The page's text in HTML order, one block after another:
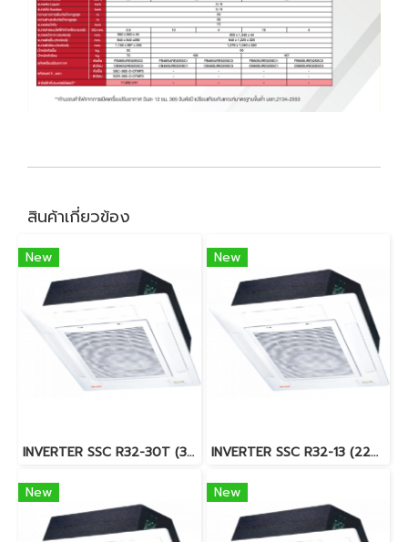
สินค้าเกี่ยวข้อง
New
INVERTER SSC R32-30T (380V) แอร์ซัยโจ เด็นกิ (SAIJO DENKI) แบบฝังฝ้า 4 ทิศทาง อินเวอร์เตอร์ R32 31,344 BTU. พร้อมบริการติดตั้ง
New
INVERTER SSC R32-13 (220V) แอร์ซัยโจ เด็นกิ (SAIJO DENKI) แบบฝังฝ้า 4 ทิศทาง อินเวอร์เตอร์ R32 13,787 BTU. พร้อมบริการติดตั้ง
New New